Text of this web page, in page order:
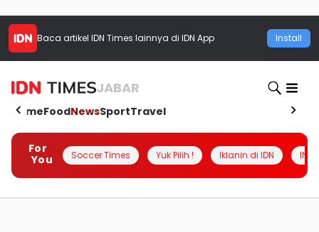
Baca artikel IDN Times lainnya di IDN App Install
JABAR
HomeFoodNewsSportTravel
For
You
Soccer Times Yuk Pilih ! Iklanin di IDN